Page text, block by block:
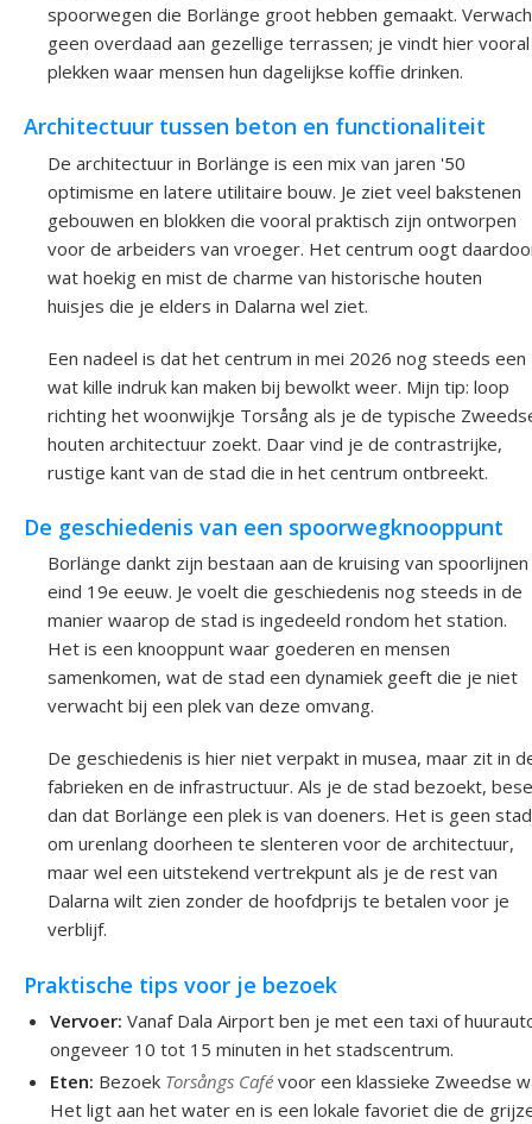
spoorwegen die Borlänge groot hebben gemaakt.
geen overdaad aan gezellige terrassen; je vindt hier vooral
plekken waar mensen hun dagelijkse koffie drinken.
Architectuur tussen beton en functionaliteit
De architectuur in Borlänge is een mix van jaren '50
optimisme en latere utilitaire bouw. Je ziet veel bakstenen
gebouwen en blokken die vooral praktisch zijn ontworpen
voor de arbeiders van vroeger. Het centrum oogt
wat hoekig en mist de charme van historische houten
huisjes die je elders in Dalarna wel ziet.
Een nadeel is dat het centrum in mei 2026 nog steeds een
wat kille indruk kan maken bij bewolkt weer. Mijn tip: loop
richting het woonwijkje Torsång als je de typische
houten architectuur zoekt. Daar vind je de contrastrijke,
rustige kant van de stad die in het centrum ontbreekt.
De geschiedenis van een spoorwegknooppunt
Borlänge dankt zijn bestaan aan de kruising van spoorlijnen
eind 19e eeuw. Je voelt die geschiedenis nog steeds in de
manier waarop de stad is ingedeeld rondom het station.
Het is een knooppunt waar goederen en mensen
samenkomen, wat de stad een dynamiek geeft die je niet
verwacht bij een plek van deze omvang.
De geschiedenis is hier niet verpakt in musea, maar zit in
fabrieken en de infrastructuur. Als je de stad bezoekt,
dan dat Borlänge een plek is van doeners. Het is geen stad
om urenlang doorheen te slenteren voor de architectuur,
maar wel een uitstekend vertrekpunt als je de rest van
Dalarna wilt zien zonder de hoofdprijs te betalen voor je
verblijf.
Praktische tips voor je bezoek
Vervoer: Vanaf Dala Airport ben je met een taxi of
ongeveer 10 tot 15 minuten in het stadscentrum.
Eten: Bezoek Torsångs Café voor een klassieke Zweedse
Het ligt aan het water en is een lokale favoriet die de